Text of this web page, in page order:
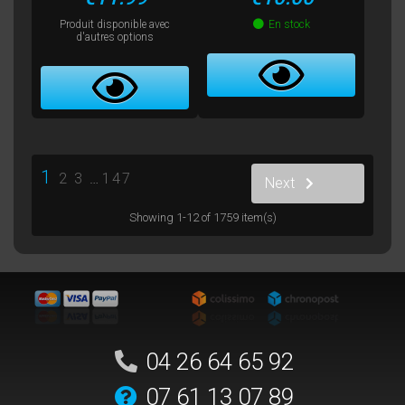
Produit disponible avec
d'autres options
En stock
Showing 1-12 of 1759 item(s)
1 2 3 … 147 Next
04 26 64 65 92
07 61 13 07 89